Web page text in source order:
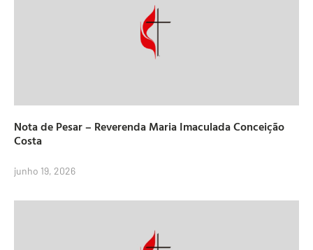
Nota de Pesar – Reverenda Maria Imaculada Conceição
Costa
junho 19, 2026